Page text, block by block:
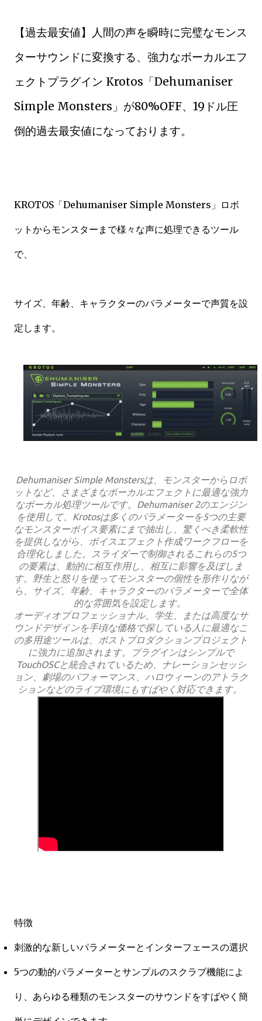
【過去最安値】人間の声を瞬時に完璧なモンス
ターサウンドに変換する、強力なボーカルエフ
ェクトプラグイン Krotos「Dehumaniser
Simple Monsters」が80%OFF、19ドル圧
倒的過去最安値になっております。
KROTOS「Dehumaniser Simple Monsters」ロボ
ットからモンスターまで様々な声に処理できるツール
で、
サイズ、年齢、キャラクターのパラメーターで声質を設
定します。
Dehumaniser Simple Monstersは、モンスターからロボ
ットなど、さまざまなボーカルエフェクトに最適な強力
なボーカル処理ツールです。Dehumaniser 2のエンジン
を使用して、Krotosは多くのパラメーターを5つの主要
なモンスターボイス要素にまで抽出し、驚くべき柔軟性
を提供しながら、ボイスエフェクト作成ワークフローを
合理化しました。スライダーで制御されるこれらの5つ
の要素は、動的に相互作用し、相互に影響を及ぼしま
す。野生と怒りを使ってモンスターの個性を形作りなが
ら、サイズ、年齢、キャラクターのパラメーターで全体
的な雰囲気を設定します。
オーディオプロフェッショナル、学生、または高度なサ
ウンドデザインを手頃な価格で探している人に最適なこ
の多用途ツールは、ポストプロダクションプロジェクト
に強力に追加されます。プラグインはシンプルで
TouchOSCと統合されているため、ナレーションセッシ
ョン、劇場のパフォーマンス、ハロウィーンのアトラク
ションなどのライブ環境にもすばやく対応できます。
特徴
刺激的な新しいパラメーターとインターフェースの選択
5つの動的パラメーターとサンプルのスクラブ機能によ
り、あらゆる種類のモンスターのサウンドをすばやく簡